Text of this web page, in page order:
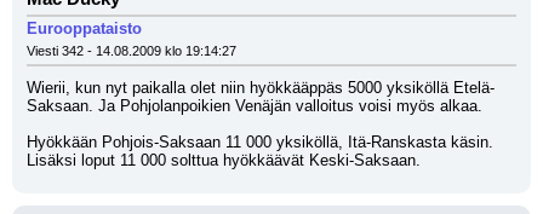
Eurooppataisto
Viesti 342 - 14.08.2009 klo 19:14:27
Wierii, kun nyt paikalla olet niin hyökkääppäs 5000 yksiköllä Etelä-
Saksaan. Ja Pohjolanpoikien Venäjän valloitus voisi myös alkaa.
Hyökkään Pohjois-Saksaan 11 000 yksiköllä, Itä-Ranskasta käsin.
Lisäksi loput 11 000 solttua hyökkäävät Keski-Saksaan.